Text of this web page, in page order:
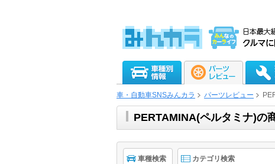
車・自動車SNSみんカラ パーツレビュー
PERTAMINA(ペルタミナ)の
車種検索 カテゴリ検索